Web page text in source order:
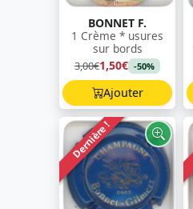
BONNET F.
1 Crème * usures
sur bords
3,00€1,50€ -50%
Ajouter
Dernière !